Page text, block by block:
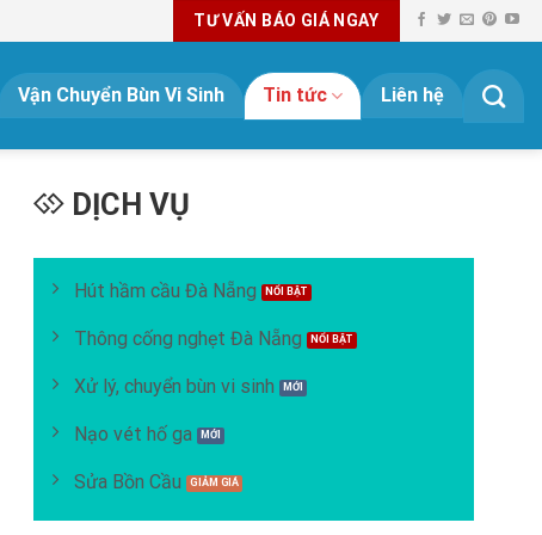
TƯ VẤN BÁO GIÁ NGAY
Vận Chuyển Bùn Vi Sinh Tin tức Liên hệ
DỊCH VỤ
Hút hầm cầu Đà Nẵng
Thông cống nghẹt Đà Nẵng
Xử lý, chuyển bùn vi sinh
Nạo vét hố ga
Sửa Bồn Cầu